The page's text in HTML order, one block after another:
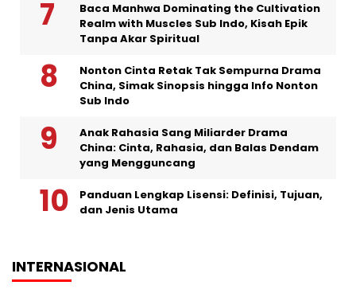
Baca Manhwa Dominating the Cultivation
Realm with Muscles Sub Indo, Kisah Epik
Tanpa Akar Spiritual
Nonton Cinta Retak Tak Sempurna Drama
China, Simak Sinopsis hingga Info Nonton
Sub Indo
Anak Rahasia Sang Miliarder Drama
China: Cinta, Rahasia, dan Balas Dendam
yang Mengguncang
Panduan Lengkap Lisensi: Definisi, Tujuan,
dan Jenis Utama
INTERNASIONAL